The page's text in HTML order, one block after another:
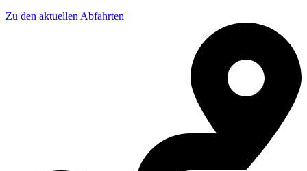
Zu den aktuellen Abfahrten